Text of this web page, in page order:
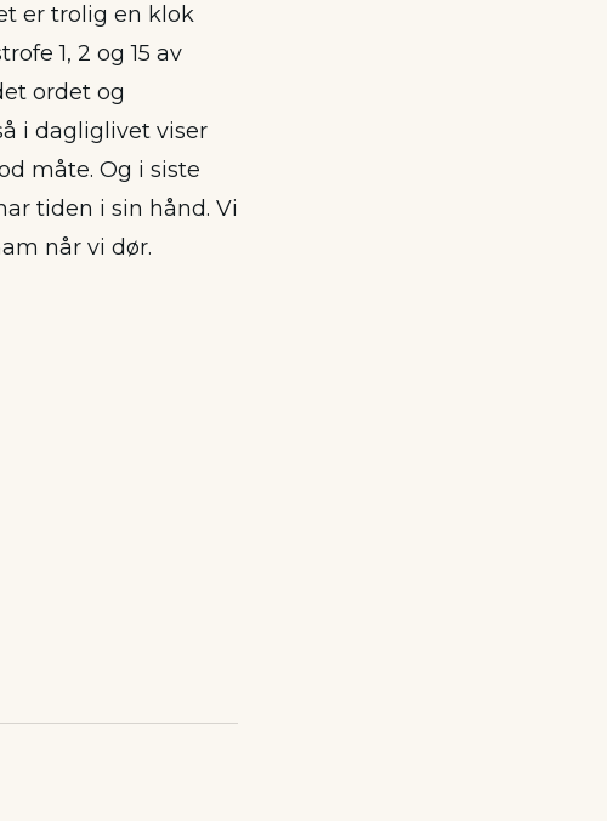
er trolig en klok
1, 2 og 15 av
ordet og
i dagliglivet viser
måte. Og i siste
tiden i sin hånd. Vi
når vi dør.